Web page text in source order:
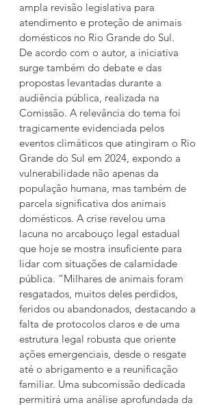
ampla revisão legislativa para
atendimento e proteção de animais
domésticos no Rio Grande do Sul.
De acordo com o autor, a iniciativa
surge também do debate e das
propostas levantadas durante a
audiência pública, realizada na
Comissão. A relevância do tema foi
tragicamente evidenciada pelos
eventos climáticos que atingiram o Rio
Grande do Sul em 2024, expondo a
vulnerabilidade não apenas da
população humana, mas também de
parcela significativa dos animais
domésticos. A crise revelou uma
lacuna no arcabouço legal estadual
que hoje se mostra insuficiente para
lidar com situações de calamidade
pública. “Milhares de animais foram
resgatados, muitos deles perdidos,
feridos ou abandonados, destacando a
falta de protocolos claros e de uma
estrutura legal robusta que oriente
ações emergenciais, desde o resgate
até o abrigamento e a reunificação
familiar. Uma subcomissão dedicada
permitirá uma análise aprofundada da